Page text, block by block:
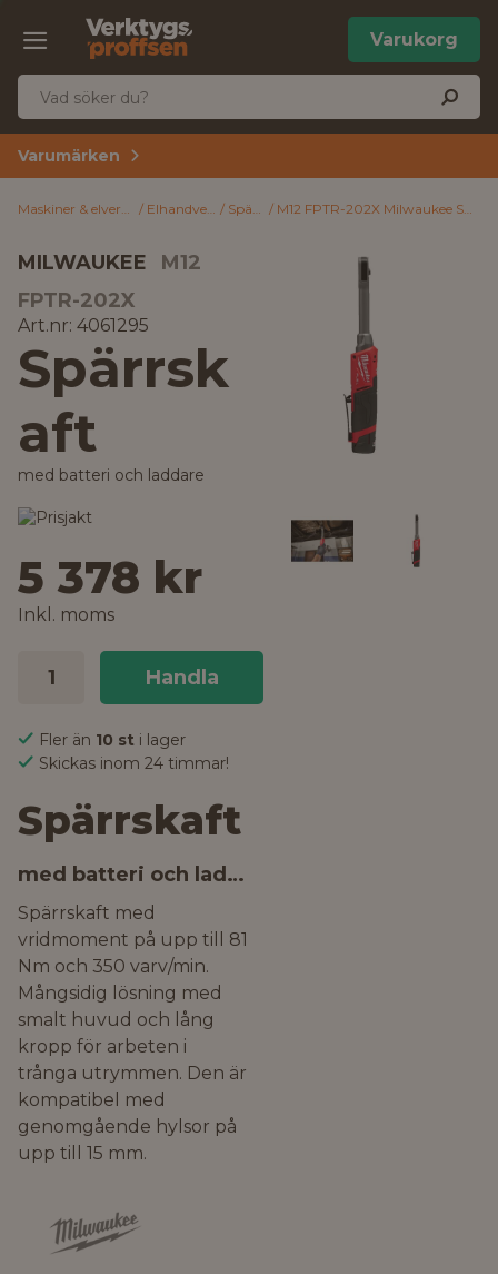
Varukorg
Varumärken
Maskiner & elverktyg Elhandverktyg Spärrskaft M12 FPTR-202X Milwaukee Spärrskaft med batteri och laddare
MILWAUKEE
M12
FPTR-202X
Art.nr: 4061295
Spärrsk
aft
med batteri och laddare
5 378 kr
Inkl. moms
Handla
Fler än 10 st i lager
Skickas inom 24 timmar!
Spärrskaft
med batteri och laddare
Spärrskaft med
vridmoment på upp till 81
Nm och 350 varv/min.
Mångsidig lösning med
smalt huvud och lång
kropp för arbeten i
trånga utrymmen. Den är
kompatibel med
genomgående hylsor på
upp till 15 mm.